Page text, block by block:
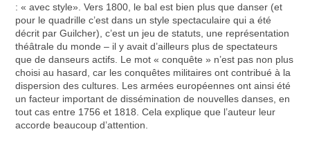
: « avec style». Vers 1800, le bal est bien plus que danser (et
pour le quadrille c’est dans un style spectaculaire qui a été
décrit par Guilcher), c’est un jeu de statuts, une représentation
théâtrale du monde – il y avait d’ailleurs plus de spectateurs
que de danseurs actifs. Le mot « conquête » n’est pas non plus
choisi au hasard, car les conquêtes militaires ont contribué à la
dispersion des cultures. Les armées européennes ont ainsi été
un facteur important de dissémination de nouvelles danses, en
tout cas entre 1756 et 1818. Cela explique que l’auteur leur
accorde beaucoup d’attention.